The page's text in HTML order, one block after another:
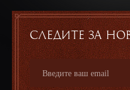
Следите за